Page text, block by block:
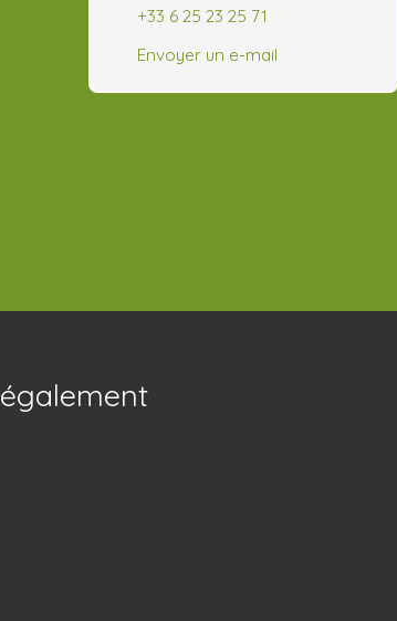
+33 6 25 23 25 71
Envoyer un e-mail
également